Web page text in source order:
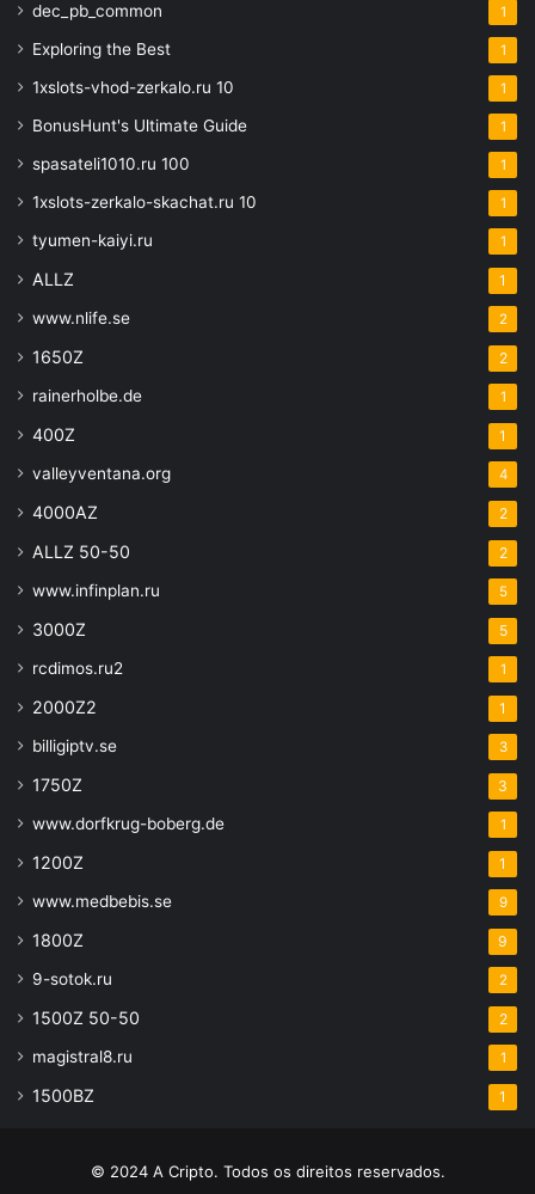
dec_pb_common 1
Exploring the Best 1
1xslots-vhod-zerkalo.ru 10 1
BonusHunt's Ultimate Guide 1
spasateli1010.ru 100 1
1xslots-zerkalo-skachat.ru 10 1
tyumen-kaiyi.ru 1
ALLZ 1
www.nlife.se 2
1650Z 2
rainerholbe.de 1
400Z 1
valleyventana.org 4
4000AZ 2
ALLZ 50-50 2
www.infinplan.ru 5
3000Z 5
rcdimos.ru2 1
2000Z2 1
billigiptv.se 3
1750Z 3
www.dorfkrug-boberg.de 1
1200Z 1
www.medbebis.se 9
1800Z 9
9-sotok.ru 2
1500Z 50-50 2
magistral8.ru 1
1500BZ 1
© 2024 A Cripto. Todos os direitos reservados.